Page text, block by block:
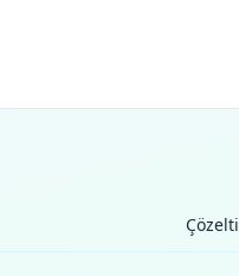
Çözelti